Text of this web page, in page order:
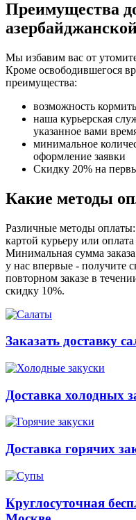
Преимущества
Мы избавим вас от
Кроме освободившегося
преимущества:
возможность
наша курьерская
указанное вами
минимальное
оформление заявки
Скидку 20% на
Какие методы
Различные методы
картой курьеру или
Минимальная сумма
у нас впервые - получите
повторном заказе в
скидку 10%.
Заказать доставку
Доставка холодных
Доставка горячих
Круглосуточная